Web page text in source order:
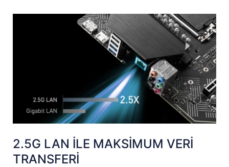
2.5G LAN İLE MAKSİMUM VERİ
TRANSFERİ